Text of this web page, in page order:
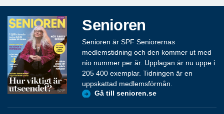
Senioren
Senioren är SPF Seniorernas
medlemstidning och den kommer ut med
nio nummer per år. Upplagan är nu uppe i
205 400 exemplar. Tidningen är en
uppskattad medlemsförmån.
Gå till senioren.se